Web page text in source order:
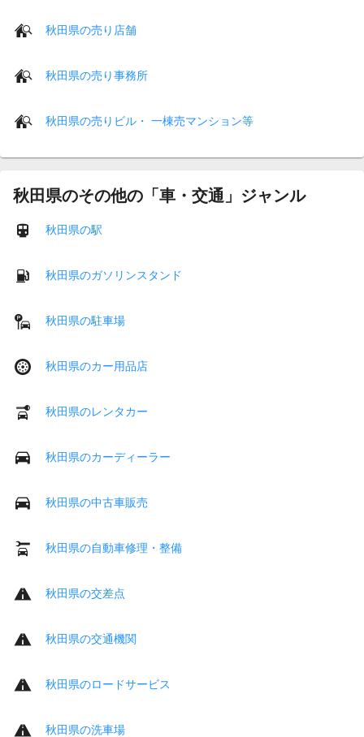
秋田県の売り店舗
秋田県の売り事務所
秋田県の売りビル・ 一棟売マンション等
秋田県のその他の「車・交通」ジャンル
秋田県の駅
秋田県のガソリンスタンド
秋田県の駐車場
秋田県のカー用品店
秋田県のレンタカー
秋田県のカーディーラー
秋田県の中古車販売
秋田県の自動車修理・整備
秋田県の交差点
秋田県の交通機関
秋田県のロードサービス
秋田県の洗車場